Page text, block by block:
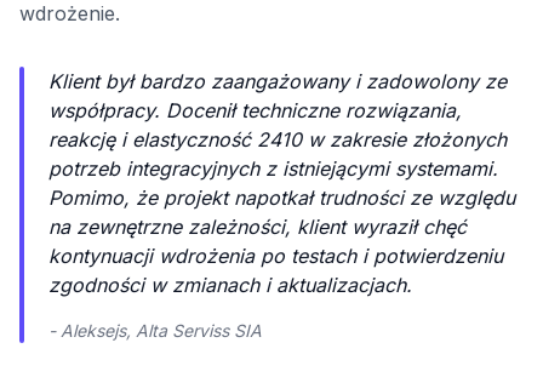
wdrożenie.
Klient był bardzo zaangażowany i zadowolony ze
współpracy. Docenił techniczne rozwiązania,
reakcję i elastyczność 2410 w zakresie złożonych
potrzeb integracyjnych z istniejącymi systemami.
Pomimo, że projekt napotkał trudności ze względu
na zewnętrzne zależności, klient wyraził chęć
kontynuacji wdrożenia po testach i potwierdzeniu
zgodności w zmianach i aktualizacjach.
- Aleksejs, Alta Serviss SIA